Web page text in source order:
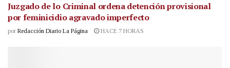
Juzgado de lo Criminal ordena detención provisional
por feminicidio agravado imperfecto
por Redacción Diario La Página HACE 7 HORAS